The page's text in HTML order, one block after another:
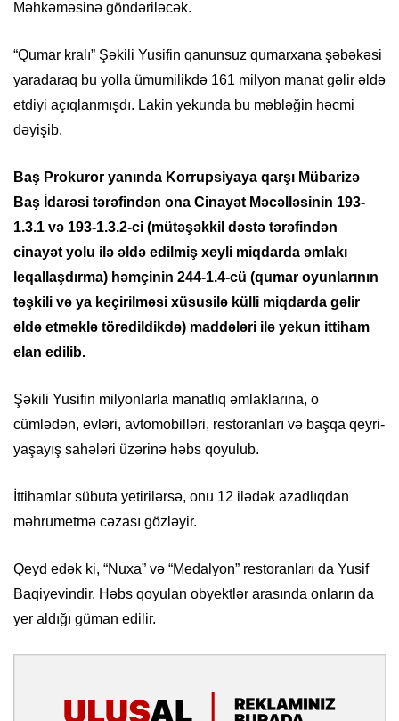
Məhkəməsinə göndəriləcək.
“Qumar kralı” Şəkili Yusifin qanunsuz qumarxana şəbəkəsi
yaradaraq bu yolla ümumilikdə 161 milyon manat gəlir əldə
etdiyi açıqlanmışdı. Lakin yekunda bu məbləğin həcmi
dəyişib.
Baş Prokuror yanında Korrupsiyaya qarşı Mübarizə
Baş İdarəsi tərəfindən ona Cinayət Məcəlləsinin 193-
1.3.1 və 193-1.3.2-ci (mütəşəkkil dəstə tərəfindən
cinayət yolu ilə əldə edilmiş xeyli miqdarda əmlakı
leqallaşdırma) həmçinin 244-1.4-cü (qumar oyunlarının
təşkili və ya keçirilməsi xüsusilə külli miqdarda gəlir
əldə etməklə törədildikdə) maddələri ilə yekun ittiham
elan edilib.
Şəkili Yusifin milyonlarla manatlıq əmlaklarına, o
cümlədən, evləri, avtomobilləri, restoranları və başqa qeyri-
yaşayış sahələri üzərinə həbs qoyulub.
İttihamlar sübuta yetirilərsə, onu 12 ilədək azadlıqdan
məhrumetmə cəzası gözləyir.
Qeyd edək ki, “Nuxa” və “Medalyon” restoranları da Yusif
Baqiyevindir. Həbs qoyulan obyektlər arasında onların da
yer aldığı güman edilir.